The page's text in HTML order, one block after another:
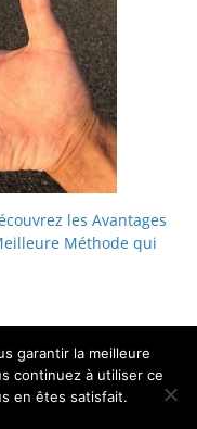
les Avantages
Méthode qui
réservés.
garantir la meilleure
continuez à utiliser ce
en êtes satisfait.